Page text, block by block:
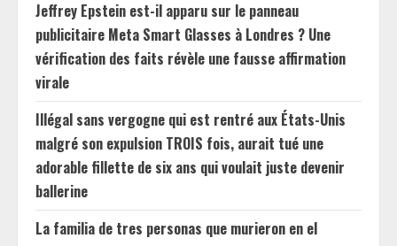
Jeffrey Epstein est-il apparu sur le panneau
publicitaire Meta Smart Glasses à Londres ? Une
vérification des faits révèle une fausse affirmation
virale
Illégal sans vergogne qui est rentré aux États-Unis
malgré son expulsion TROIS fois, aurait tué une
adorable fillette de six ans qui voulait juste devenir
ballerine
La familia de tres personas que murieron en el